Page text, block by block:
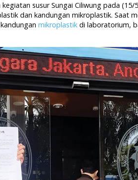
susur Sungai Ciliwung pada (15/
dan kandungan mikroplastik. Saat
mikroplastik di laboratorium,